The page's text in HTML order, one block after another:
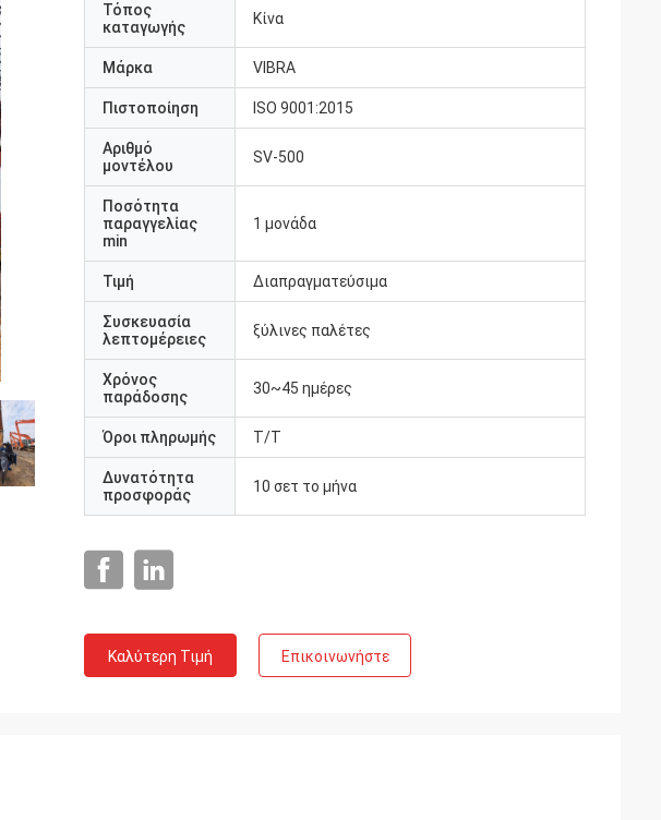
Τόπος
καταγωγής
Κίνα
Μάρκα VIBRA
Πιστοποίηση ISO 9001:2015
Αριθμό
μοντέλου
SV-500
Ποσότητα
παραγγελίας
min
1 μονάδα
Τιμή Διαπραγματεύσιμα
Συσκευασία
λεπτομέρειες
ξύλινες παλέτες
Χρόνος
παράδοσης
30~45 ημέρες
Όροι πληρωμής T/T
Δυνατότητα
προσφοράς
10 σετ το μήνα
Καλύτερη Τιμή Επικοινωνήστε